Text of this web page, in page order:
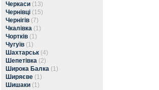
Черкаси (13)
Чернівці (15)
Чернігів (7)
Чкалівка (1)
Чортків (1)
Чугуїв (1)
Шахтарськ (4)
Шепетівка (2)
Широка Балка (1)
Ширяєве (1)
Шишаки (1)